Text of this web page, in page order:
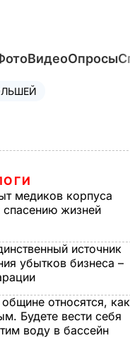
ВидеоОпросы
медиков корпуса
спасению жизней
источник
убытков бизнеса –
относятся,
Будете вести себя
воду в бассейн